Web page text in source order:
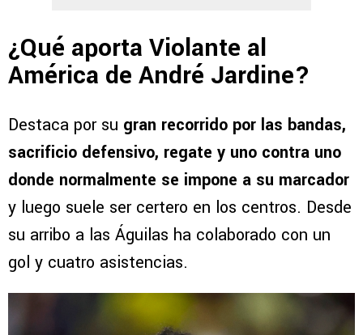
¿Qué aporta Violante al
América de André Jardine?
Destaca por su gran recorrido por las bandas,
sacrificio defensivo, regate y uno contra uno
donde normalmente se impone a su marcador
y luego suele ser certero en los centros. Desde
su arribo a las Águilas ha colaborado con un
gol y cuatro asistencias.